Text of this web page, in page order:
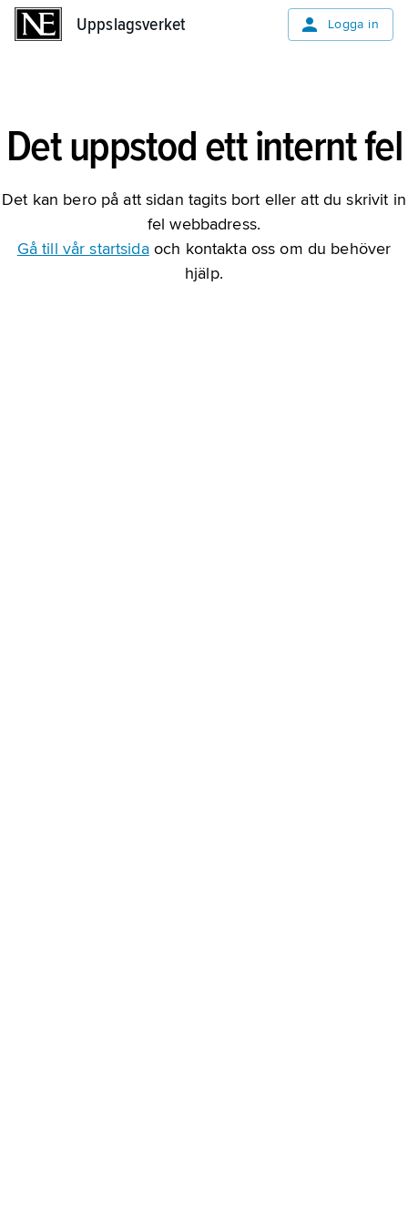
Uppslagsverket Logga in
Det uppstod ett internt fel
Det kan bero på att sidan tagits bort eller att du skrivit in
fel webbadress.
Gå till vår startsidaoch kontakta oss om du behöver
hjälp.